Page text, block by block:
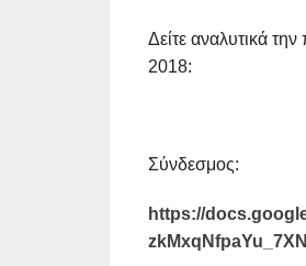
Δείτε αναλυτικά
2018:
Σύνδεσμος:
https://